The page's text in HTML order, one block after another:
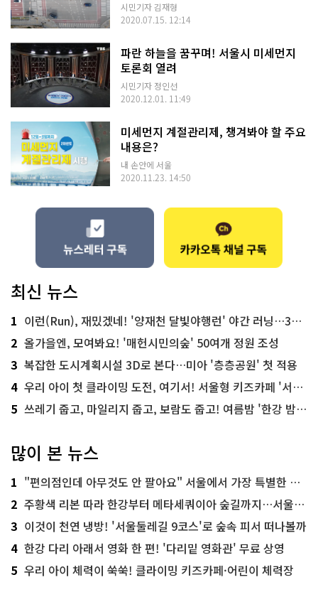
시민기자 김재형
2020.07.15. 12:14
파란 하늘을 꿈꾸며! 서울시 미세먼지
토론회 열려
시민기자 정인선
2020.12.01. 11:49
미세먼지 계절관리제, 챙겨봐야 할 주요
내용은?
내 손안에 서울
2020.11.23. 14:50
최신 뉴스
1 이런(Run), 재밌겠네! '양재천 달빛야행런' 야간 러닝…300명 모집
2 올가을엔, 모여봐요! '매헌시민의숲' 50여개 정원 조성
3 복잡한 도시계획시설 3D로 본다…미아 '층층공원' 첫 적용
4 우리 아이 첫 클라이밍 도전, 여기서! 서울형 키즈카페 '서울가족플라자점'
5 쓰레기 줍고, 마일리지 줍고, 보람도 줍고! 여름밤 '한강 밤마실 줍깅'
많이 본 뉴스
1 "편의점인데 아무것도 안 팔아요" 서울에서 가장 특별한 편의점의 정체
2 주황색 리본 따라 한강부터 메타세쿼이아 숲길까지…서울둘레길 15코스
3 이것이 천연 냉방! '서울둘레길 9코스'로 숲속 피서 떠나볼까
4 한강 다리 아래서 영화 한 편! '다리밑 영화관' 무료 상영
5 우리 아이 체력이 쑥쑥! 클라이밍 키즈카페·어린이 체력장